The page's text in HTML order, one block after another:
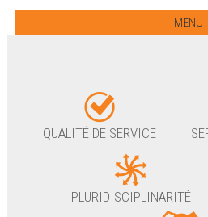
MENU
QUALITÉ DE SERVICE
PLURIDISCIPLINARITÉ